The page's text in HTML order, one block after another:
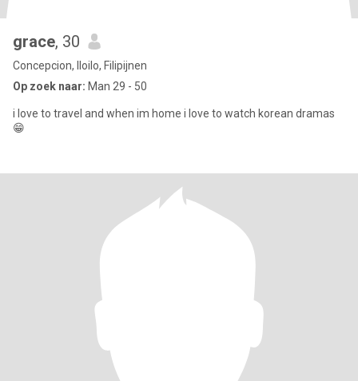
grace, 30
Concepcion, Iloilo, Filipijnen
Op zoek naar: Man 29 - 50
i love to travel and when im home i love to watch korean dramas
😁